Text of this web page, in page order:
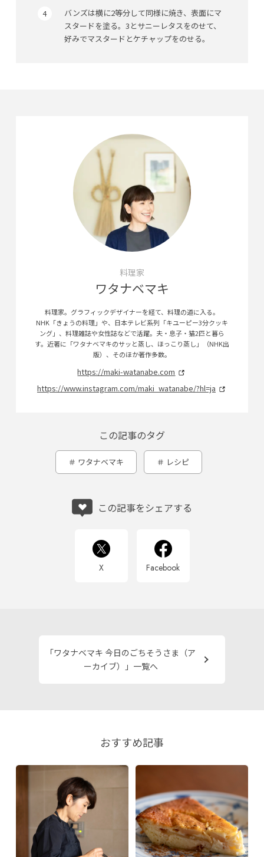
バンズは横に2等分して同様に焼き、表面にマ
スタードを塗る。3とサニーレタスをのせて、
好みでマスタードとケチャップをのせる。
料理家
ワタナベマキ
料理家。グラフィックデザイナーを経て、料理の道に入る。
NHK「きょうの料理」や、日本テレビ系列「キユーピー3分クッキ
ング」、料理雑誌や女性誌などで活躍。夫・息子・猫2匹と暮ら
す。近著に「ワタナベマキのサッと蒸し、ほっこり蒸し」（NHK出
版）、そのほか著作多数。
https://maki-watanabe.com
https://www.instagram.com/maki_watanabe/?hl=ja
この記事のタグ
ワタナベマキ レシピ
この記事をシェアする
X Facebook
「ワタナベマキ 今日のごちそうさま（ア
ーカイブ）」一覧へ
おすすめ記事